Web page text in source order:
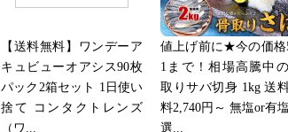
【送料無料】ワンデーア
キュビューオアシス90枚
パック2箱セット 1日使い
捨て コンタクトレンズ
（ワ...
値上げ前に★今の価格
1まで！相場高騰中
取りサバ切身 1kg 送
料2,740円～ 無塩or有
選...